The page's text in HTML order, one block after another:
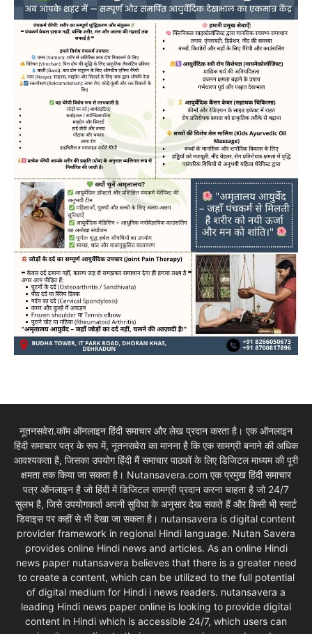
नूतनसवेरा.कॉम ऑनलाइन हिंदी समाचार और लेख प्रदान करता है। एक ऑनलाइन
हिंदी समाचार पत्र के रूप में, नूतनसवेरा का मानना है कि एक सामग्री बनाने की अधिक
आवश्यकता है, जिसका उपयोग हिंदी मैं समाचार पाठकों के लिए डिजिटल माध्यम की पूरी
क्षमता तक किया जा सकता है। Nutansavera.com एक प्रमुख हिंदी समाचार
पत्र ऑनलाइन है जो हिंदी में डिजिटल सामग्री प्रदान करना चाहता है जो 24/7
सुलभ है, जिसे उपयोगकर्ता अपनी सुविधा के अनुसार देख सकते हैं और किसी भी स्मार्ट
डिवाइस पर कहीं से भी देखा जा सकता है। nutansavera is digital content
provider framework in regional Hindi language. Nutan Savera
provides online Hindi news and articles. As an online Hindi
news paper nutansavera believes that there is a greater need
to create a content, which can be utilized to the full potential
of digital medium for Hindi i news readers. nutansavera a
leading Hindi news paper online is looking to provide digital
content in Hindi which is accessible 24/7, which users can